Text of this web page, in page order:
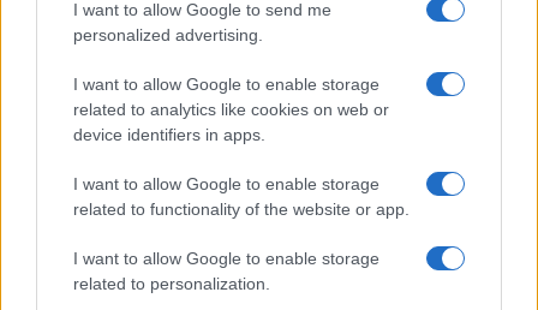
I want to allow Google to send me
personalized advertising.
I want to allow Google to enable storage
related to analytics like cookies on web or
device identifiers in apps.
I want to allow Google to enable storage
related to functionality of the website or app.
I want to allow Google to enable storage
related to personalization.
Explorando la temporada de hongos: guía completa
del Hongosto
APERITIVOS Y TAPAS